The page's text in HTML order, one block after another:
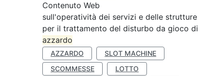
Contenuto Web
sull'operatività dei servizi e delle strutture
per il trattamento del disturbo da gioco di
azzardo
AZZARDO
SLOT MACHINE
SCOMMESSE
LOTTO